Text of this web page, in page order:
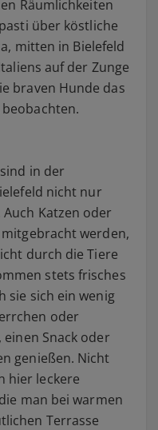
Räumlichkeiten
über köstliche
mitten in Bielefeld
auf der Zunge
braven Hunde das
beobachten.
in der
nicht nur
Katzen oder
werden,
durch die Tiere
stets frisches
sie sich ein wenig
oder
Snack oder
genießen. Nicht
hier leckere
man bei warmen
Terrasse